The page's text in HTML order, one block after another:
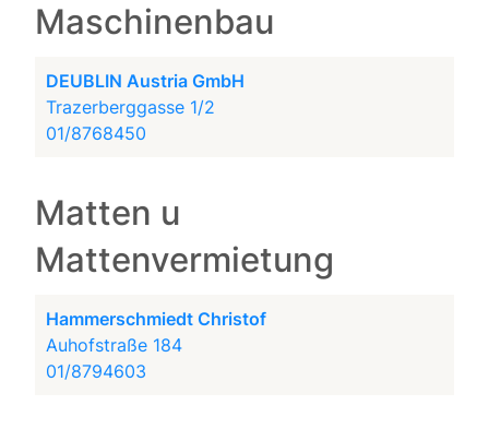
Maschinenbau
DEUBLIN Austria GmbH
Trazerberggasse 1/2
01/8768450
Matten u
Mattenvermietung
Hammerschmiedt Christof
Auhofstraße 184
01/8794603